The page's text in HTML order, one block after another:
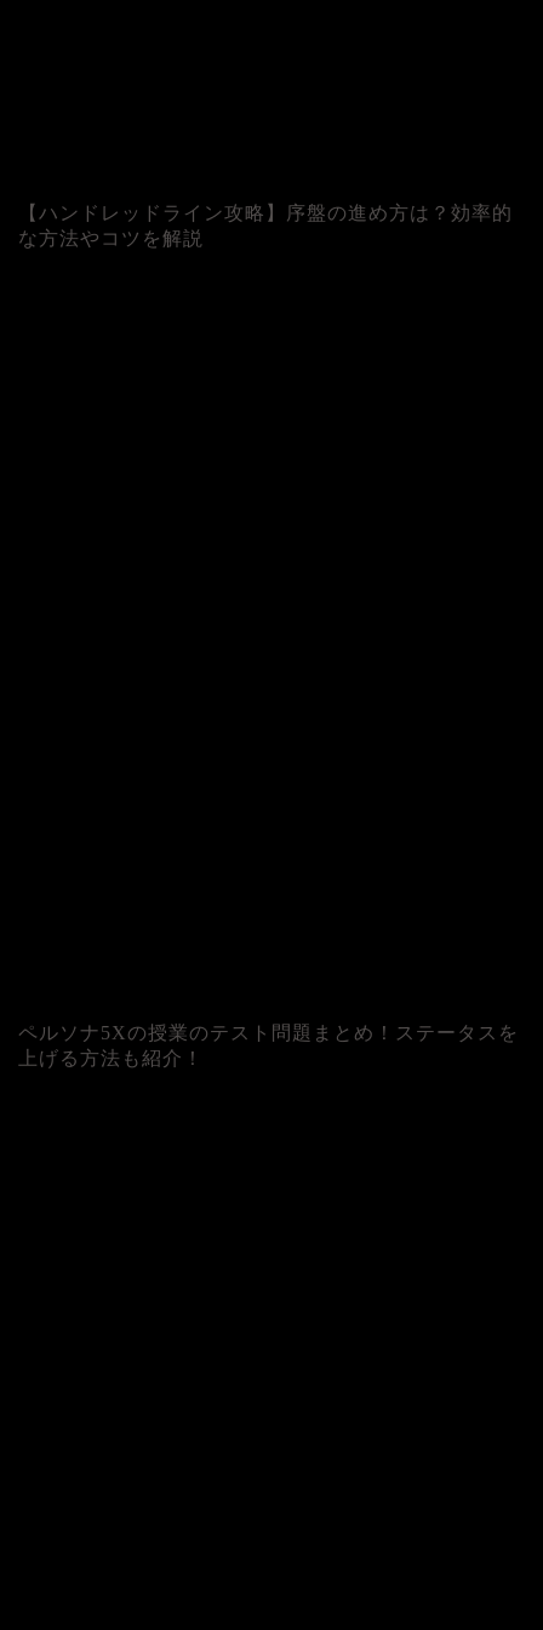
【ハンドレッドライン攻略】序盤の進め方は？効率的
な方法やコツを解説
ペルソナ5Xの授業のテスト問題まとめ！ステータスを
上げる方法も紹介！